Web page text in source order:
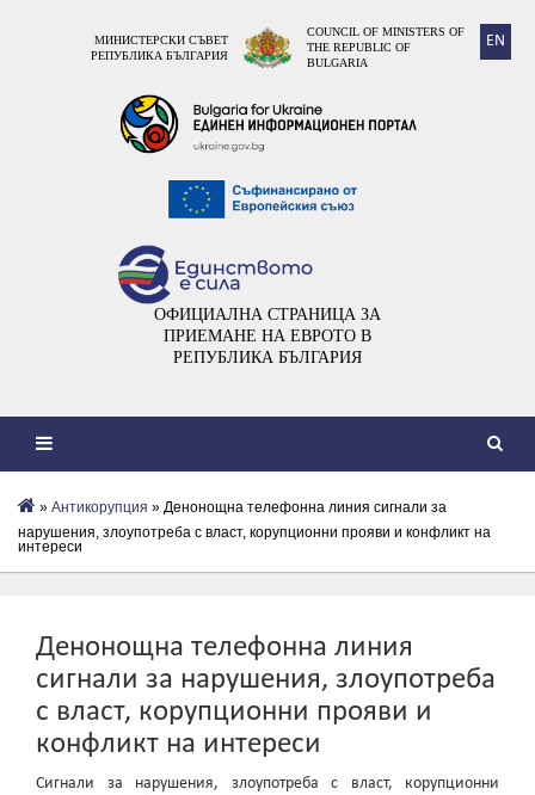
EN
МИНИСТЕРСКИ СЪВЕТ
РЕПУБЛИКА БЪЛГАРИЯ
COUNCIL OF MINISTERS OF
THE REPUBLIC OF
BULGARIA
ОФИЦИАЛНА СТРАНИЦА ЗА
ПРИЕМАНЕ НА ЕВРОТО В
РЕПУБЛИКА БЪЛГАРИЯ
» Антикорупция » Денонощна телефонна линия сигнали за
нарушения, злоупотреба с власт, корупционни прояви и конфликт на
интереси
Денонощна телефонна линия
сигнали за нарушения, злоупотреба
с власт, корупционни прояви и
конфликт на интереси
Сигнали за нарушения, злоупотреба с власт, корупционни